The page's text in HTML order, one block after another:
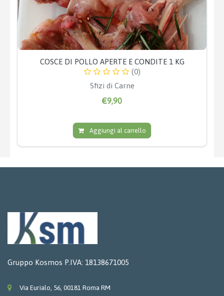
COSCE DI POLLO APERTE E CONDITE 1 KG
(0)
Sfizi di Carne
€9,90
Aggiungi al carrello
Gruppo Kosmos P.IVA: 18138671005
Via Eurialo, 56, 00181 Roma RM